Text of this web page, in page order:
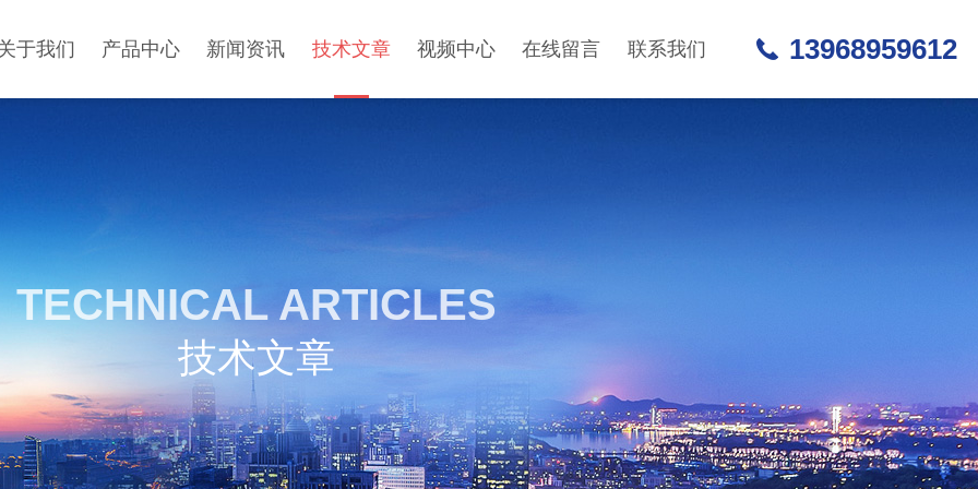
于我们 产品中心 新闻资讯 技术文章 视频中心 在线留言 联系我们 13968959612
TECHNICAL ARTICLES
技术文章